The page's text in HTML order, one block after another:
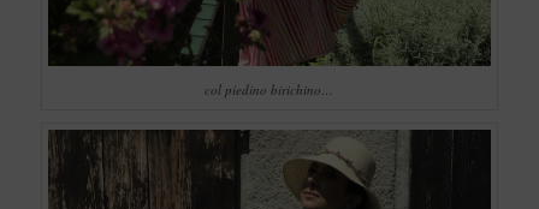
col piedino birichino…